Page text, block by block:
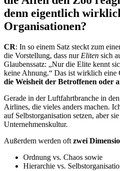
denn eigentlich
Organisationen?
CR: In so einem Satz steckt zum
die Vorstellung, dass nur Eliten sich
Glaubenssatz: „Nur die Elite kennt
keine Ahnung.“ Das ist wirklich eine
die Weisheit der Betroffenen oder
Gerade in der Luftfahrtbranche in
Airlines, die vieles anders machen.
auf Selbstorganisation setzen, aber
Unternehmenskultur.
Außerdem werden oft zwei
Ordnung vs. Chaos sowie
Hierarchie vs.